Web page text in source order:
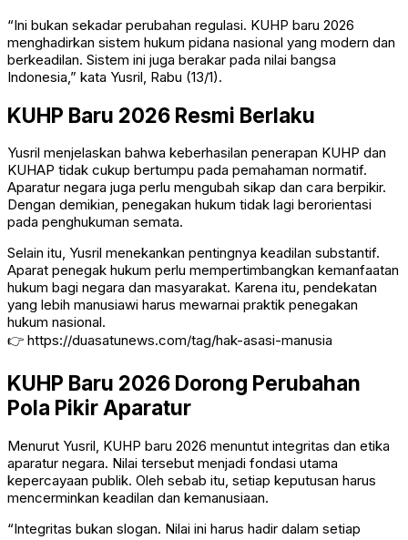
“Ini bukan sekadar perubahan regulasi. KUHP baru 2026
menghadirkan sistem hukum pidana nasional yang modern dan
berkeadilan. Sistem ini juga berakar pada nilai bangsa
Indonesia,” kata Yusril, Rabu (13/1).
KUHP Baru 2026 Resmi Berlaku
Yusril menjelaskan bahwa keberhasilan penerapan KUHP dan
KUHAP tidak cukup bertumpu pada pemahaman normatif.
Aparatur negara juga perlu mengubah sikap dan cara berpikir.
Dengan demikian, penegakan hukum tidak lagi berorientasi
pada penghukuman semata.
Selain itu, Yusril menekankan pentingnya keadilan substantif.
Aparat penegak hukum perlu mempertimbangkan kemanfaatan
hukum bagi negara dan masyarakat. Karena itu, pendekatan
yang lebih manusiawi harus mewarnai praktik penegakan
hukum nasional.
👉 https://duasatunews.com/tag/hak-asasi-manusia
KUHP Baru 2026 Dorong Perubahan
Pola Pikir Aparatur
Menurut Yusril, KUHP baru 2026 menuntut integritas dan etika
aparatur negara. Nilai tersebut menjadi fondasi utama
kepercayaan publik. Oleh sebab itu, setiap keputusan harus
mencerminkan keadilan dan kemanusiaan.
“Integritas bukan slogan. Nilai ini harus hadir dalam setiap